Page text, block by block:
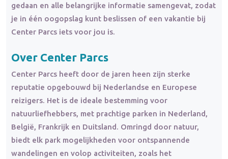
gedaan en alle belangrijke informatie samengevat, zodat
je in één oogopslag kunt beslissen of een vakantie bij
Center Parcs iets voor jou is.
Over Center Parcs
Center Parcs heeft door de jaren heen zijn sterke
reputatie opgebouwd bij Nederlandse en Europese
reizigers. Het is de ideale bestemming voor
natuurliefhebbers, met prachtige parken in Nederland,
België, Frankrijk en Duitsland. Omringd door natuur,
biedt elk park mogelijkheden voor ontspannende
wandelingen en volop activiteiten, zoals het